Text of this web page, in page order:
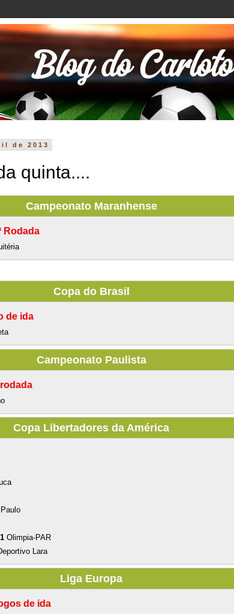
de 2013
quinta....
Campeonato Maranhense
Rodada
Copa do Brasil
de ida
Campeonato Paulista
rodada
Copa Libertadores da América
Olimpia-PAR
Lara
Liga Europa
de ida